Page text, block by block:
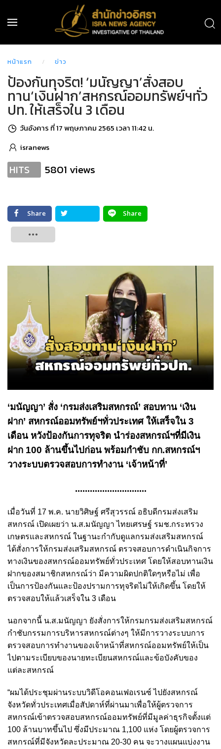
หน้าแรก ข่าว
ป้องกันทุจริต! ‘มนัญญา’สั่งสอบ
ทาน‘เงินฝาก’สหกรณ์ออมทรัพย์ฯทั่ว
ปท. ให้เสร็จใน 3 เดือน
วันอังคาร ที่ 17 พฤษภาคม 2565 เวลา 11:42 น.
isranews
HITS 5801 views
Share
Share
‘มนัญญา’ สั่ง ‘กรมส่งเสริมสหกรณ์’ สอบทาน ‘เงิน
ฝาก’ สหกรณ์ออมทรัพย์ฯทั่วประเทศ ให้เสร็จใน 3
เดือน หวังป้องกันการทุจริต นำร่องสหกรณ์ฯที่มีเงิน
ฝาก 100 ล้านขึ้นไปก่อน พร้อมกำชับ กก.สหกรณ์ฯ
วางระบบตรวจสอบการทำงาน ‘เจ้าหน้าที่’
.............................
เมื่อวันที่ 17 พ.ค. นายวิศิษฐ์ ศรีสุวรรณ์ อธิบดีกรมส่งเสริม
สหกรณ์ เปิดเผยว่า น.ส.มนัญญา ไทยเศรษฐ์ รมช.กระทรวง
เกษตรและสหกรณ์ ในฐานะกำกับดูแลกรมส่งเสริมสหกรณ์
ได้สั่งการให้กรมส่งเสริมสหกรณ์ ตรวจสอบการดำเนินกิจการ
ทางเงินของสหกรณ์ออมทรัพย์ทั่วประเทศ โดยให้สอบทานเงิน
ฝากของสมาชิกสหกรณ์ว่า มีความผิดปกติใดๆหรือไม่ เพื่อ
เป็นการป้องกันและป้องปรามการทุจริตไม่ให้เกิดขึ้น โดยให้
ตรวจสอบให้แล้วเสร็จใน 3 เดือน
นอกจากนี้ น.ส.มนัญญา ยังสั่งการให้กรมกรมส่งเสริมสหกรณ์
กำชับกรรมการบริหารสหกรณ์ต่างๆ ให้มีการวางระบบการ
ตรวจสอบการทำงานของเจ้าหน้าที่สหกรณ์ออมทรัพย์ให้เป็น
ไปตามระเบียบของนายทะเบียนสหกรณ์และข้อบังคับของ
แต่ละสหกรณ์
“ผมได้ประชุมผ่านระบบวิดีโอคอนเฟอเรนซ์ ไปยังสหกรณ์
จังหวัดทั่วประเทศเมื่อสัปดาห์ที่ผ่านมาเพื่อให้ผู้ตรวจการ
สหกรณ์เข้าตรวจสอบสหกรณ์ออมทรัพย์ที่มีมูลค่าธุรกิจตั้งแต่
100 ล้านบาทขึ้นไป ซึ่งมีประมาณ 1,100 แห่ง โดยผู้ตรวจการ
สหกรณ์ที่มีจังหวัดละประมาณ 20-30 คน จะวางแผนแบ่งงาน